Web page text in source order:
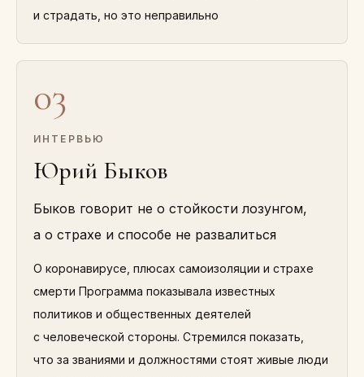
и страдать, но это неправильно
03
ИНТЕРВЬЮ
Юрий Быков
Быков говорит не о стойкости лозунгом,
а о страхе и способе не развалиться
О коронавирусе, плюсах самоизоляции и страхе
смерти Программа показывала известных
политиков и общественных деятелей
с человеческой стороны. Стремился показать,
что за званиями и должностями стоят живые люди